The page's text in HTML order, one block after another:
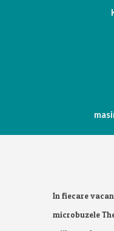
In fiecare
microbuzele